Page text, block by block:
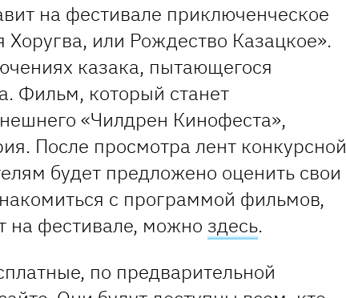
на фестивале приключенческое
Хоругва, или Рождество Казацкое».
казака, пытающегося
Фильм, который станет
«Чилдрен Кинофеста»,
После просмотра лент конкурсной
будет предложено оценить свои
с программой фильмов,
на фестивале, можно здесь.
по предварительной